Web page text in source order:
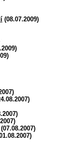
(08.07.2009)
(07.08.2007)